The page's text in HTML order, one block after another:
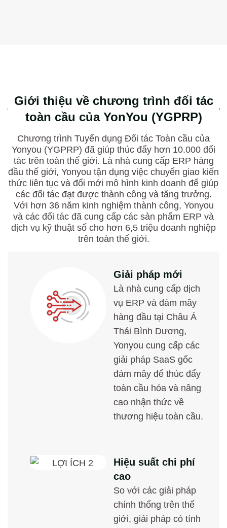
Giới thiệu về chương trình đối tác
toàn cầu của YonYou (YGPRP)
Chương trình Tuyển dụng Đối tác Toàn cầu của
Yonyou (YGPRP) đã giúp thúc đẩy hơn 10.000 đối
tác trên toàn thế giới. Là nhà cung cấp ERP hàng
đầu thế giới, Yonyou tận dụng việc chuyển giao kiến
thức liên tục và đổi mới mô hình kinh doanh để giúp
các đối tác đạt được thành công và tăng trưởng.
Với hơn 36 năm kinh nghiệm thành công, Yonyou
và các đối tác đã cung cấp các sản phẩm ERP và
dịch vụ kỹ thuật số cho hơn 6,5 triệu doanh nghiệp
trên toàn thế giới.
Giải pháp mới
Là nhà cung cấp dịch
vụ ERP và đám mây
hàng đầu tại Châu Á
Thái Bình Dương,
Yonyou cung cấp các
giải pháp SaaS gốc
đám mây để thúc đẩy
toàn cầu hóa và nâng
cao nhận thức về
thương hiệu toàn cầu.
Hiệu suất chi phí
cao
So với các giải pháp
chính thống trên thế
giới, giải pháp có tính